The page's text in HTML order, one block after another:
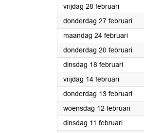
vrijdag 28 februari2025
donderdag 27 februari2025
maandag 24 februari2025
donderdag 20 februari2025
dinsdag 18 februari2025
vrijdag 14 februari2025
donderdag 13 februari2025
woensdag 12 februari2025
dinsdag 11 februari2025